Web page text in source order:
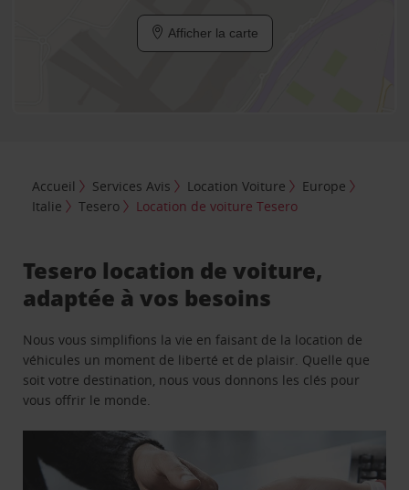
Afficher la carte
Accueil Services Avis Location Voiture
Europe
Italie
Tesero Location de voiture Tesero
Tesero location de voiture,
adaptée à vos besoins
Nous vous simplifions la vie en faisant de la location de
véhicules un moment de liberté et de plaisir. Quelle que
soit votre destination, nous vous donnons les clés pour
vous offrir le monde.